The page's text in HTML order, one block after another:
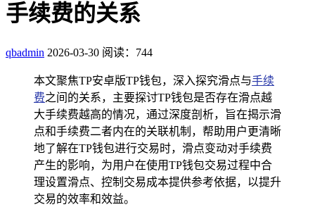
手续费的关系
qbadmin 2026-03-30 阅读：744
本文聚焦TP安卓版TP钱包，深入探究滑点与手续
费之间的关系，主要探讨TP钱包是否存在滑点越
大手续费越高的情况，通过深度剖析，旨在揭示滑
点和手续费二者内在的关联机制，帮助用户更清晰
地了解在TP钱包进行交易时，滑点变动对手续费
产生的影响，为用户在使用TP钱包交易过程中合
理设置滑点、控制交易成本提供参考依据，以提升
交易的效率和效益。